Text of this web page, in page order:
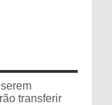
transferir